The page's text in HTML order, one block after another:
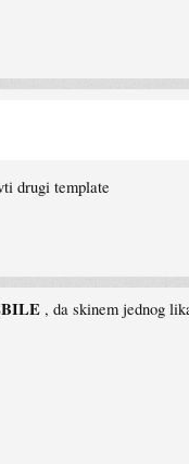
drugi template
, da skinem jednog